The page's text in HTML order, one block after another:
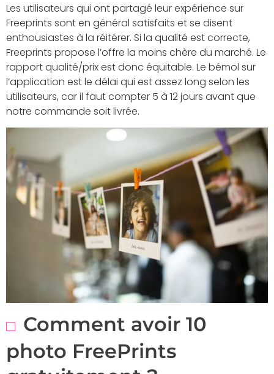
Les utilisateurs qui ont partagé leur expérience sur
Freeprints sont en général satisfaits et se disent
enthousiastes à la réitérer. Si la qualité est correcte,
Freeprints propose l’offre la moins chère du marché. Le
rapport qualité/prix est donc équitable. Le bémol sur
l’application est le délai qui est assez long selon les
utilisateurs, car il faut compter 5 à 12 jours avant que
notre commande soit livrée.
Comment avoir 10
photo FreePrints